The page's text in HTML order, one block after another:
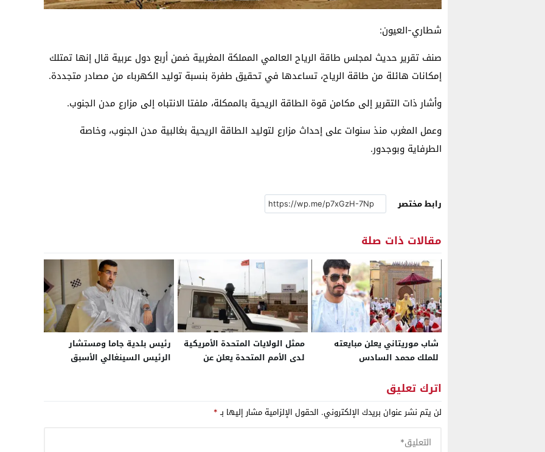
شطاري-العيون:
صنف تقرير حديث لمجلس طاقة الرياح العالمي المملكة المغربية ضمن أربع دول عربية قال إنها تمتلك
إمكانات هائلة من طاقة الرياح، تساعدها في تحقيق طفرة بنسبة توليد الكهرباء من مصادر متجددة.
وأشار ذات التقرير إلى مكامن قوة الطاقة الريحية بالممكلة، ملفتا الانتباه إلى مزارع مدن الجنوب.
وعمل المغرب منذ سنوات على إحداث مزارع لتوليد الطاقة الريحية بغالبية مدن الجنوب، وخاصة
الطرفاية وبوجدور.
رابط مختصر
مقالات ذات صلة
شاب موريتاني يعلن مبايعته
للملك محمد السادس
ممثل الولايات المتحدة الأمريكية
لدى الأمم المتحدة يعلن عن
رئيس بلدية جاما ومستشار
الرئيس السينغالي الأسبق
اترك تعليق
لن يتم نشر عنوان بريدك الإلكتروني. الحقول الإلزامية مشار إليها بـ*